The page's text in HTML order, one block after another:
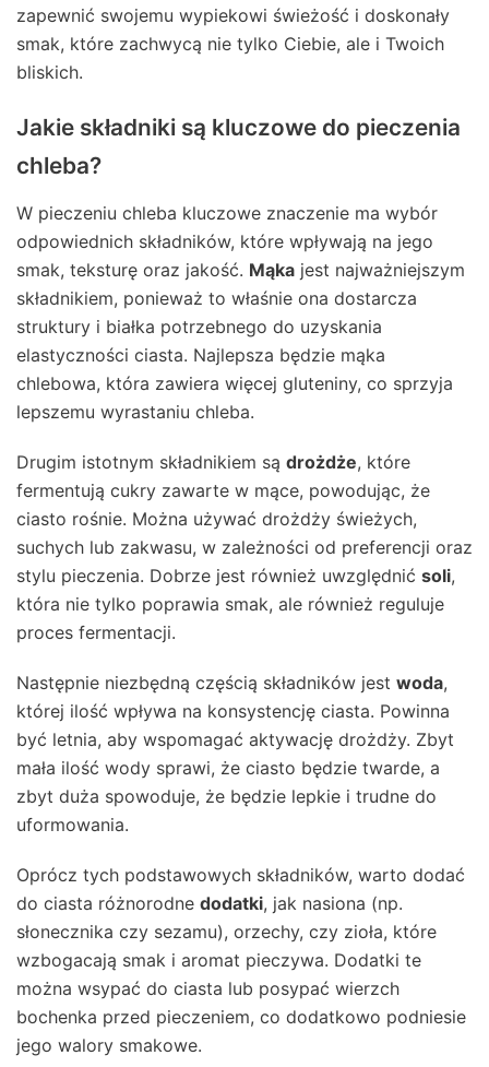
zapewnić swojemu wypiekowi świeżość i doskonały
smak, które zachwycą nie tylko Ciebie, ale i Twoich
bliskich.
Jakie składniki są kluczowe do pieczenia
chleba?
W pieczeniu chleba kluczowe znaczenie ma wybór
odpowiednich składników, które wpływają na jego
smak, teksturę oraz jakość. Mąka jest najważniejszym
składnikiem, ponieważ to właśnie ona dostarcza
struktury i białka potrzebnego do uzyskania
elastyczności ciasta. Najlepsza będzie mąka
chlebowa, która zawiera więcej gluteniny, co sprzyja
lepszemu wyrastaniu chleba.
Drugim istotnym składnikiem są drożdże, które
fermentują cukry zawarte w mące, powodując, że
ciasto rośnie. Można używać drożdży świeżych,
suchych lub zakwasu, w zależności od preferencji oraz
stylu pieczenia. Dobrze jest również uwzględnić soli,
która nie tylko poprawia smak, ale również reguluje
proces fermentacji.
Następnie niezbędną częścią składników jest woda,
której ilość wpływa na konsystencję ciasta. Powinna
być letnia, aby wspomagać aktywację drożdży. Zbyt
mała ilość wody sprawi, że ciasto będzie twarde, a
zbyt duża spowoduje, że będzie lepkie i trudne do
uformowania.
Oprócz tych podstawowych składników, warto dodać
do ciasta różnorodne dodatki, jak nasiona (np.
słonecznika czy sezamu), orzechy, czy zioła, które
wzbogacają smak i aromat pieczywa. Dodatki te
można wsypać do ciasta lub posypać wierzch
bochenka przed pieczeniem, co dodatkowo podniesie
jego walory smakowe.